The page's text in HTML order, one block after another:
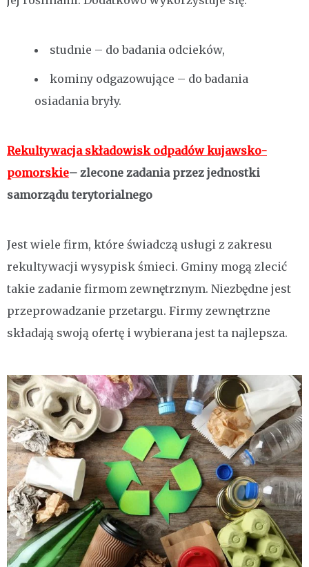
studnie – do badania odcieków,
kominy odgazowujące – do badania
osiadania bryły.
Rekultywacja składowisk odpadów kujawsko-
pomorskie– zlecone zadania przez jednostki
samorządu terytorialnego
Jest wiele firm, które świadczą usługi z zakresu
rekultywacji wysypisk śmieci. Gminy mogą zlecić
takie zadanie firmom zewnętrznym. Niezbędne jest
przeprowadzanie przetargu. Firmy zewnętrzne
składają swoją ofertę i wybierana jest ta najlepsza.